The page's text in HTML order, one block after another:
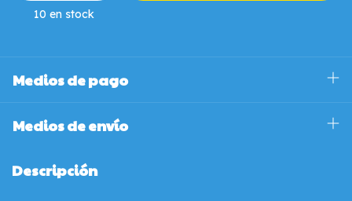
10 en stock
Medios de pago
Medios de envío
Descripción